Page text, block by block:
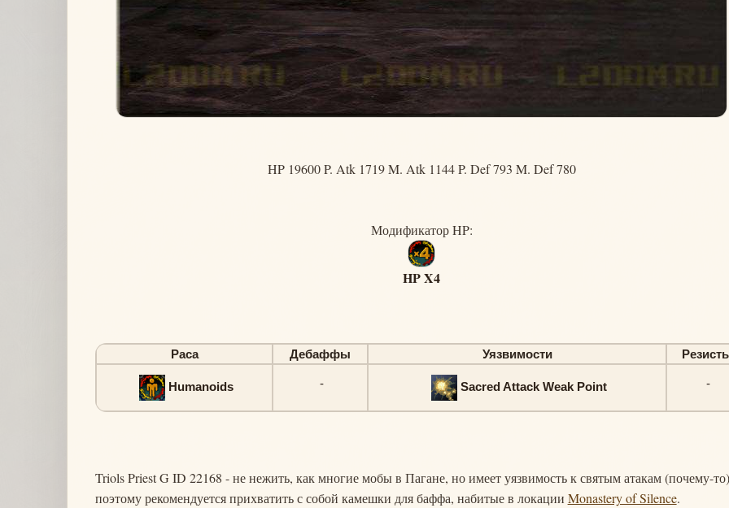
HP 19600 P. Atk 1719 M. Atk 1144 P. Def 793 M. Def 780
Модификатор HP:
HP X4
Раса Дебаффы Уязвимости
Humanoids - Sacred Attack Weak Point -
Triols Priest G ID 22168 - не нежить, как многие мобы в Пагане, но имеет уязвимость к святым атакам (почему-
поэтому рекомендуется прихватить с собой камешки для баффа, набитые в локации Monastery of Silence.